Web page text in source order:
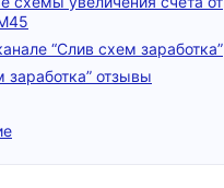
“Слив схем заработка”
заработка” отзывы